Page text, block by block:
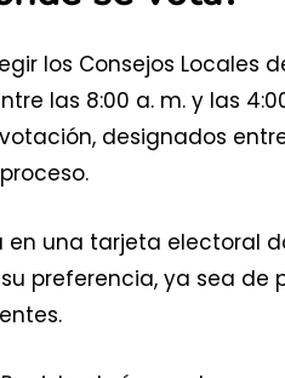
los Consejos Locales
las 8:00 a. m. y las
designados
en una tarjeta electoral
preferencia, ya sea de